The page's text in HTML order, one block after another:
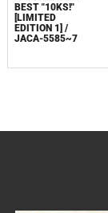
BEST "10KS!"
[LIMITED
EDITION 1] /
JACA-5585~7